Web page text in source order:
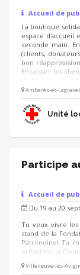
Accueil de
La boutique
espace
seconde main.
(clients,
bon
Encaisser les
Ambarès-et-Lagrave
Unité
Participe
Accueil de
Du 19 au 20
Tu veux vivre
stand de la
Patrimoine! Ta
présenter la
le cas échéant
échéant,
Villeneuve-lès-